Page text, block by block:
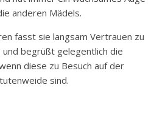
anderen Mädels.
fasst sie langsam Vertrauen zu
und begrüßt gelegentlich die
diese zu Besuch auf der
sind.